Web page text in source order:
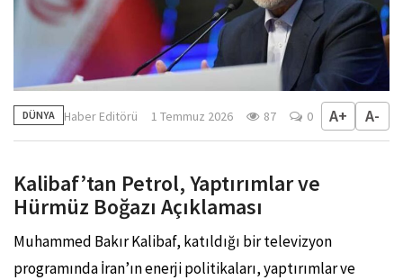
DÜNYA Haber Editörü 1 Temmuz 2026 87 0 A+ A-
Kalibaf’tan Petrol, Yaptırımlar ve
Hürmüz Boğazı Açıklaması
Muhammed Bakır Kalibaf, katıldığı bir televizyon
programında İran’ın enerji politikaları, yaptırımlar ve